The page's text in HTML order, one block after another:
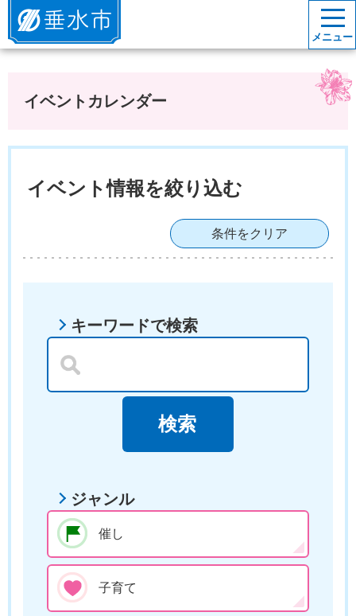
垂水市
メニュー
イベントカレンダー
イベント情報を絞り込む
条件をクリア
キーワードで検索
ジャンル
催し
子育て